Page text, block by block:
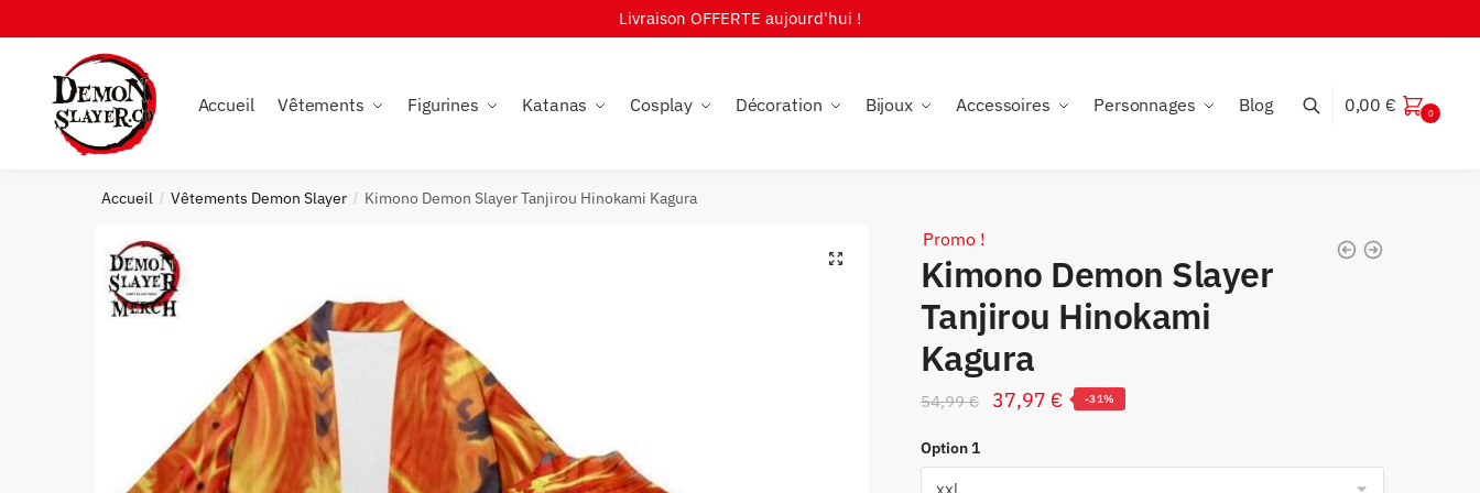
to
navigation
to
Livraison OFFERTE aujourd'hui !
Accueil Vêtements Figurines Katanas Cosplay Décoration Bijoux Accessoires Personnages Blog 0,00 € 0
Accueil / Vêtements Demon Slayer / Kimono Demon Slayer Tanjirou Hinokami Kagura
🔍
Promo !
Kimono Demon Slayer
Tanjirou Hinokami
Kagura
54,99€
Le
initial
37,97 €Le
actuel
-31%
Option 1